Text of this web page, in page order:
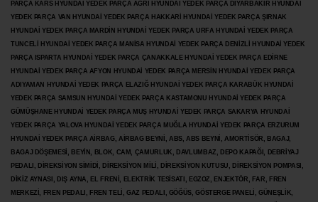
PARÇA KARS HYUNDAİ YEDEK PARÇA AĞRI HYUNDAİ YEDEK PARÇA DİYARBAKIR HYUNDAİ
YEDEK PARÇA VAN HYUNDAİ YEDEK PARÇA HAKKARİ HYUNDAİ YEDEK PARÇA ŞIRNAK
HYUNDAİ YEDEK PARÇA MARDİN HYUNDAİ YEDEK PARÇA URFA HYUNDAİ YEDEK PARÇA
TUNCELİ HYUNDAİ YEDEK PARÇA MANİSA HYUNDAİ YEDEK PARÇA DENİZLİ HYUNDAİ YEDEK
PARÇA ISPARTA HYUNDAİ YEDEK PARÇA ÇANAKKALE HYUNDAİ YEDEK PARÇA EDİRNE
HYUNDAİ YEDEK PARÇA AFYON HYUNDAİ YEDEK PARÇA MERSİN HYUNDAİ YEDEK PARÇA
ADIYAMAN HYUNDAİ YEDEK PARÇA ELAZIĞ HYUNDAİ YEDEK PARÇA KARABÜK HYUNDAİ
YEDEK PARÇA SAMSUN HYUNDAİ YEDEK PARÇA KASTAMONU HYUNDAİ YEDEK PARÇA
GÜMÜŞHANE HYUNDAİ YEDEK PARÇA MUŞ HYUNDAİ YEDEK PARÇA SAKARYA HYUNDAİ
YEDEK PARÇA YALOVA HYUNDAİ YEDEK PARÇA MUĞLA HYUNDAİ YEDEK PARÇA ERZURUM
HYUNDAİ YEDEK PARÇA AİRBAG, AİRBAG BEYNİ, ABS, ABS BEYNİ, AMORTİSÖR, BAGAJ,
BAGAJ DÖŞEMESİ, BEYİN, BLOK, CAM, ÇAMURLUK, DAVLUMBAZ, DEPO KAPAĞI, DEBRİYAJ
PEDALI, DİREKSİYON SİMİDİ, DİREKSİYON MİLİ, DİREKSİYON KUTUSU, DİREKSİYON POMPASI,
DİKİZ AYNASI, DIŞ AYNA, EL FRENİ, ELEKTRİK TESİSATI, EGZOZ, ENJEKTÖR, FAR, FREN
MERKEZİ, FREN PEDALI, FREN TELİ, GAZ PEDALI, GÖĞÜS, GÖSTERGE PANELİ, GÜNEŞLİK,